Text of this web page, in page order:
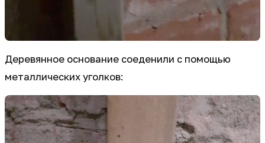
Деревянное основание соеденили с помощью
металлических уголков: